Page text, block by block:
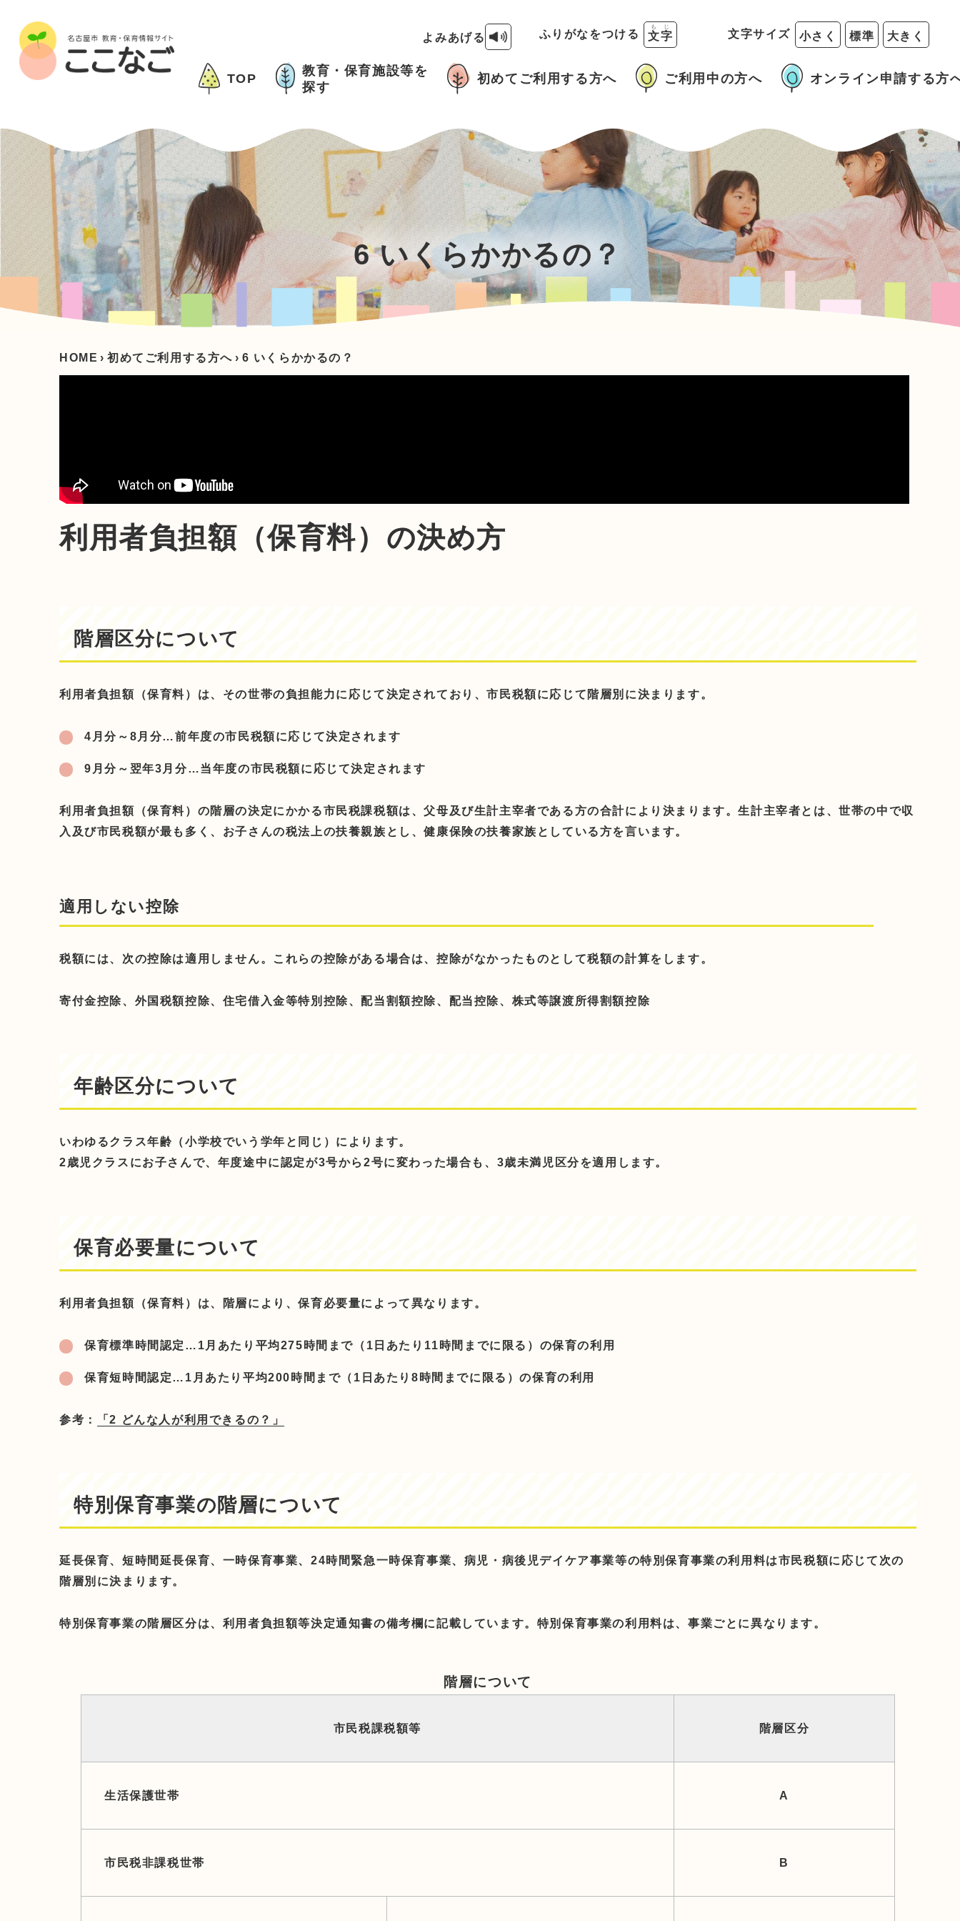
よみあげる ふりがなをつける 文
も
字
じ
文字サイズ 小さく 標準 大きく
TOP
教育・保育施設等を
探す
初めてご利用する方へ ご利用中の方へ オンライン申請する方
6 いくらかかるの？
HOME › 初めてご利用する方へ › 6 いくらかかるの？
利用者負担額（保育料）の決め方
階層区分について
利用者負担額（保育料）は、その世帯の負担能力に応じて決定されており、市民税額に応じて階層別に決まります。
4月分～8月分…前年度の市民税額に応じて決定されます
9月分～翌年3月分…当年度の市民税額に応じて決定されます
利用者負担額（保育料）の階層の決定にかかる市民税課税額は、父母及び生計主宰者である方の合計により決まります。生計主宰者とは、世帯の中で収
入及び市民税額が最も多く、お子さんの税法上の扶養親族とし、健康保険の扶養家族としている方を言います。
適用しない控除
税額には、次の控除は適用しません。これらの控除がある場合は、控除がなかったものとして税額の計算をします。
寄付金控除、外国税額控除、住宅借入金等特別控除、配当割額控除、配当控除、株式等譲渡所得割額控除
年齢区分について
いわゆるクラス年齢（小学校でいう学年と同じ）によります。
2歳児クラスにお子さんで、年度途中に認定が3号から2号に変わった場合も、3歳未満児区分を適用します。
保育必要量について
利用者負担額（保育料）は、階層により、保育必要量によって異なります。
保育標準時間認定…1月あたり平均275時間まで（1日あたり11時間までに限る）の保育の利用
保育短時間認定…1月あたり平均200時間まで（1日あたり8時間までに限る）の保育の利用
参考： 「2 どんな人が利用できるの？」
特別保育事業の階層について
延長保育、短時間延長保育、一時保育事業、24時間緊急一時保育事業、病児・病後児デイケア事業等の特別保育事業の利用料は市民税額に応じて次の
階層別に決まります。
特別保育事業の階層区分は、利用者負担額等決定通知書の備考欄に記載しています。特別保育事業の利用料は、事業ごとに異なります。
階層について
市民税課税額等 階層区分
生活保護世帯 A
市民税非課税世帯 B